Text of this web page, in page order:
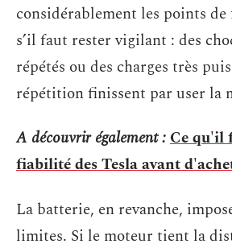
considérablement les points de
s’il faut rester vigilant : des
répétés ou des charges très
répétition finissent par user la
A découvrir également :Ce qu'il
fiabilité des Tesla avant
La batterie, en revanche,
limites. Si le moteur tient la